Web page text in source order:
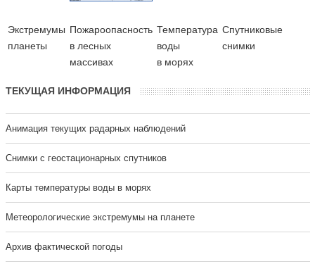
Экстремумы
планеты
Пожароопасность
в лесных
массивах
Температура
воды
в морях
Cпутниковые
снимки
ТЕКУЩАЯ ИНФОРМАЦИЯ
Анимация текущих радарных наблюдений
Cнимки с геостационарных спутников
Карты температуры воды в морях
Метеорологические экстремумы на планете
Архив фактической погоды